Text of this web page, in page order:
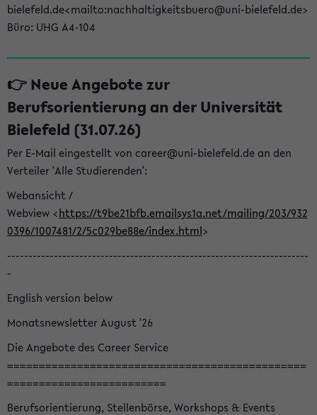
bielefeld.de<mailto:nachhaltigkeitsbuero@uni-bielefeld.de>
Büro: UHG A4-104
👉 Neue Angebote zur
Berufsorientierung an der Universität
Bielefeld (31.07.26)
Per E-Mail eingestellt von career@uni-bielefeld.de an den
Verteiler 'Alle Studierenden':
Webansicht /
Webview <https://t9be21bfb.emailsys1a.net/mailing/203/932
0396/1007481/2/5c029be88e/index.html>
-----------------------------------------------------------------------
-
English version below
Monatsnewsletter August '26
Die Angebote des Career Service
===============================================
=========================
Berufsorientierung, Stellenbörse, Workshops & Events